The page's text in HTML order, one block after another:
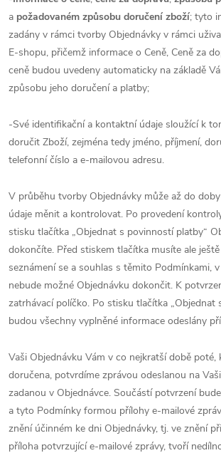
a požadovaném způsobu doručení zboží; tyto
zadány v rámci tvorby Objednávky v rámci
E-shopu, přičemž informace o Ceně, Ceně za
ceně budou uvedeny automaticky na základě
způsobu jeho doručení a platby;
-Své identifikační a kontaktní údaje sloužící k
doručit Zboží, zejména tedy jméno, příjmení,
telefonní číslo a e-mailovou adresu.
V průběhu tvorby Objednávky může až do
údaje měnit a kontrolovat. Po provedení
stisku tlačítka „Objednat s povinností platby“
dokončíte. Před stiskem tlačítka musíte ale
seznámení se a souhlas s těmito Podmínkami,
nebude možné Objednávku dokončit. K
zatrhávací políčko. Po stisku tlačítka „Objednat
budou všechny vyplněné informace odeslány
Vaši Objednávku Vám v co nejkratší době poté,
doručena, potvrdíme zprávou odeslanou na
zadanou v Objednávce. Součástí potvrzení
a tyto Podmínky formou přílohy e-mailové
znění účinném ke dni Objednávky, tj. ve znění
příloha potvrzující e-mailové zprávy, tvoří